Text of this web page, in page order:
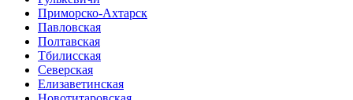
Приморско-Ахтарск
Павловская
Полтавская
Тбилисская
Северская
Елизаветинская